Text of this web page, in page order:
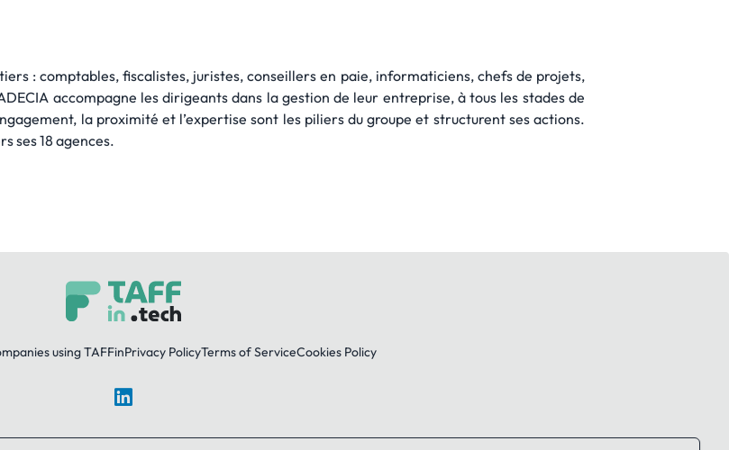
du dirigeant, accompagne les dirigeants et les entreprises, de toutes tailles et
: comptables, fiscalistes, juristes, conseillers en paie, informaticiens, chefs de projets,
accompagne les dirigeants dans la gestion de leur entreprise, à tous les stades de
la proximité et l’expertise sont les piliers du groupe et structurent ses actions.
ses 18 agences.
using TAFFinPrivacy PolicyTerms of ServiceCookies Policy
LinkedIn
© 2026 TAFFin.Tech. All rights reserved.